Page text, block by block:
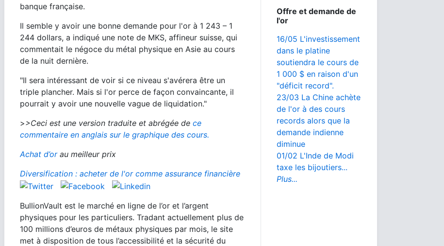
banque française.
Il semble y avoir une bonne demande pour l'or à 1 243 – 1
244 dollars, a indiqué une note de MKS, affineur suisse, qui
commentait le négoce du métal physique en Asie au cours
de la nuit dernière.
"Il sera intéressant de voir si ce niveau s'avérera être un
triple plancher. Mais si l'or perce de façon convaincante, il
pourrait y avoir une nouvelle vague de liquidation."
>>Ceci est une version traduite et abrégée de ce
commentaire en anglais sur le graphique des cours.
Achat d’orau meilleur prix
Diversification : acheter de l'or comme assurance financière
BullionVault est le marché en ligne de l’or et l’argent
physiques pour les particuliers. Tradant actuellement plus de
100 millions d’euros de métaux physiques par mois, le site
met à disposition de tous l’accessibilité et la sécurité du
Offre et demande de
l'or
16/05 L'investissement
dans le platine
soutiendra le cours de
1 000 $ en raison d'un
"déficit record".
23/03 La Chine achète
de l'or à des cours
records alors que la
demande indienne
diminue
01/02 L'Inde de Modi
taxe les bijoutiers...
Plus...